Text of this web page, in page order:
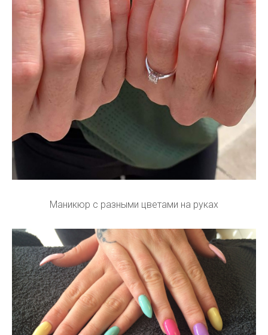
Маникюр с разными цветами на руках